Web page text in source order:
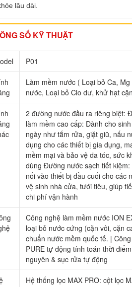
lâu dài.
SỐ KỸ THUẬT
P01
Làm mềm nước ( Loại bỏ Ca,
nước, Loại bỏ Clo dư, khử hạt
2 đường nước đầu ra riêng biệt:
làm mềm cao cấp: Dành cho
ngày như tắm rửa, giặt giũ, nấu
dụng cho các thiết bị gia dụng,
mềm mại và bảo vệ da tóc, sức
dùng Đường nước sạch tiết kiệm:
nối vào thiết bị đầu cuối cho các
vệ sinh nhà cửa, tưới tiêu, giúp
chi phí vận hành
Công nghệ làm mềm nước ION
loại bỏ nước cứng (cặn vôi, cặn
chuẩn nước mềm quốc tế. |
PURE tự động tính toán thời
nguyên & sục rửa tự động
Hệ thống lọc MAX PRO: cột lọc